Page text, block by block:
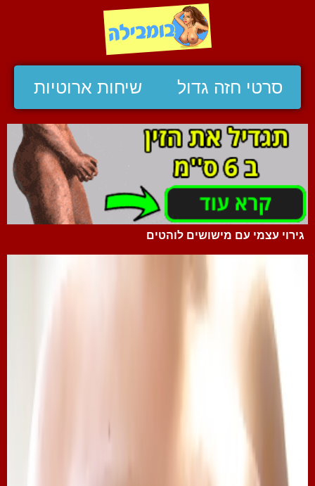
סרטי חזה גדול שיחות ארוטיות
גירוי עצמי עם מישושים לוהטים